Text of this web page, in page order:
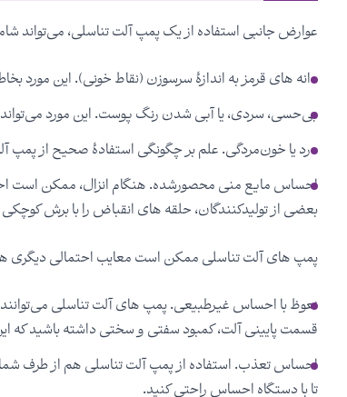
عوارض جانبی استفاده از یک پمپ آلت تناسلی، می‌تواند
دانه های قرمز به اندازۀ سرسوزن (نقاط خونی). این
بی‌حسی، سردی، یا آبی شدن رنگ پوست. این مورد می‌تواند
درد یا خون‌مردگی. علم بر چگونگی استفادۀ صحیح از پمپ
احساس مایع منی محصورشده. هنگام انزال، ممکن است
بعضی از تولیدکنندگان، حلقه های انقباض را با برش
پمپ های آلت تناسلی ممکن است معایب احتمالی دیگری
نعوظ با احساس غیرطبیعی. پمپ های آلت تناسلی
قسمت پایینی آلت، کمبود سفتی و سختی داشته باشید که
احساس تعذب. استفاده از پمپ آلت تناسلی هم از طرف
تا با دستگاه احساس راحتی کنید.